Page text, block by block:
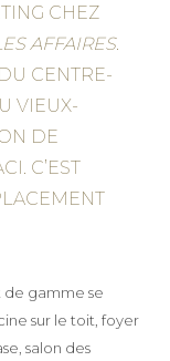
CHEZ
AFFAIRES.
CENTRE-
VIEUX-
DE
C’EST
de gamme se
sur le toit, foyer
salon des